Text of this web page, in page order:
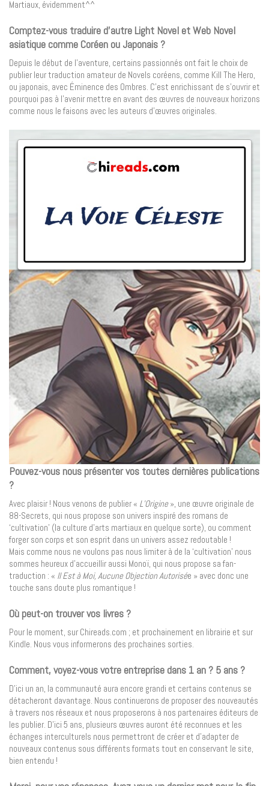
Martiaux, évidemment^^
Comptez-vous traduire d’autre Light Novel et Web Novel
asiatique comme Coréen ou Japonais ?
Depuis le début de l’aventure, certains passionnés ont fait le choix de
publier leur traduction amateur de Novels coréens, comme Kill The Hero,
ou japonais, avec Éminence des Ombres. C’est enrichissant de s’ouvrir et
pourquoi pas à l’avenir mettre en avant des œuvres de nouveaux horizons
comme nous le faisons avec les auteurs d’œuvres originales.
Pouvez-vous nous présenter vos toutes dernières publications
?
Avec plaisir ! Nous venons de publier « L’Origine», une œuvre originale de
88-Secrets, qui nous propose son univers inspiré des romans de
‘cultivation’ (la culture d’arts martiaux en quelque sorte), ou comment
forger son corps et son esprit dans un univers assez redoutable !
Mais comme nous ne voulons pas nous limiter à de la ‘cultivation’ nous
sommes heureux d’accueillir aussi Monoï, qui nous propose sa fan-
traduction : « Il Est à Moi, Aucune Objection Autorisée » avec donc une
touche sans doute plus romantique !
Où peut-on trouver vos livres ?
Pour le moment, sur Chireads.com ; et prochainement en librairie et sur
Kindle. Nous vous informerons des prochaines sorties.
Comment, voyez-vous votre entreprise dans 1 an ? 5 ans ?
D’ici un an, la communauté aura encore grandi et certains contenus se
détacheront davantage. Nous continuerons de proposer des nouveautés
à travers nos réseaux et nous proposerons à nos partenaires éditeurs de
les publier. D’ici 5 ans, plusieurs œuvres auront été reconnues et les
échanges interculturels nous permettront de créer et d’adapter de
nouveaux contenus sous différents formats tout en conservant le site,
bien entendu !